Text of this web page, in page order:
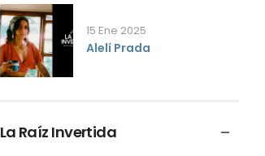
15 Ene 2025
Alelí Prada
La Raíz Invertida